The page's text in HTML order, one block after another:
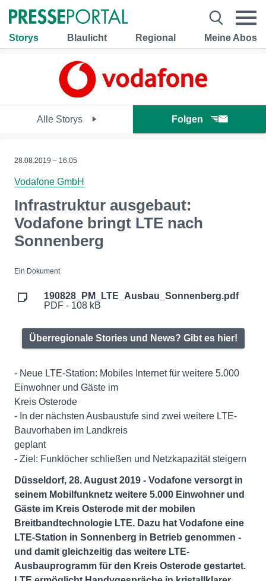
Storys Blaulicht Regional Meine Abos
Alle Storys Folgen
28.08.2019 – 16:05
Vodafone GmbH
Infrastruktur ausgebaut:
Vodafone bringt LTE nach
Sonnenberg
Ein Dokument
190828_PM_LTE_Ausbau_Sonnenberg.pdf
PDF - 108 kB
Überregionale Stories und News? Gibt es hier!
- Neue LTE-Station: Mobiles Internet für weitere 5.000
Einwohner und Gäste im
Kreis Osterode
- In der nächsten Ausbaustufe sind zwei weitere LTE-
Bauvorhaben im Landkreis
geplant
- Ziel: Funklöcher schließen und Netzkapazität steigern
Düsseldorf, 28. August 2019 - Vodafone versorgt in
seinem Mobilfunknetz weitere 5.000 Einwohner und
Gäste im Kreis Osterode mit der mobilen
Breitbandtechnologie LTE. Dazu hat Vodafone eine
LTE-Station in Sonnenberg in Betrieb genommen -
und damit gleichzeitig das weitere LTE-
Ausbauprogramm für den Kreis Osterode gestartet.